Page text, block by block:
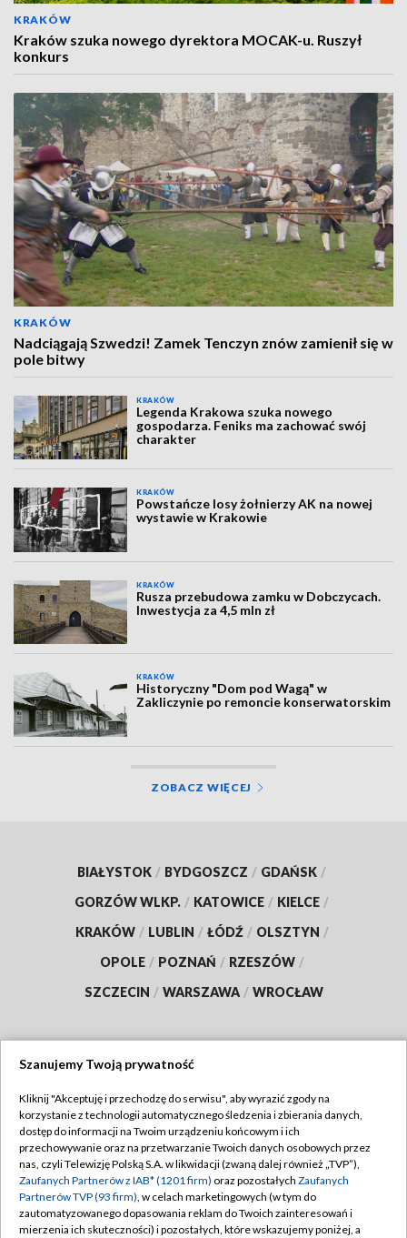
KRAKÓW
Kraków szuka nowego dyrektora MOCAK-u. Ruszył
konkurs
KRAKÓW
Nadciągają Szwedzi! Zamek Tenczyn znów zamienił się w
pole bitwy
KRAKÓW
Legenda Krakowa szuka nowego
gospodarza. Feniks ma zachować swój
charakter
KRAKÓW
Powstańcze losy żołnierzy AK na nowej
wystawie w Krakowie
KRAKÓW
Rusza przebudowa zamku w Dobczycach.
Inwestycja za 4,5 mln zł
KRAKÓW
Historyczny "Dom pod Wagą" w
Zakliczynie po remoncie konserwatorskim
ZOBACZ WIĘCEJ
BIAŁYSTOK / BYDGOSZCZ / GDAŃSK /
GORZÓW WLKP. / KATOWICE / KIELCE /
KRAKÓW / LUBLIN / ŁÓDŹ / OLSZTYN /
OPOLE / POZNAŃ / RZESZÓW /
SZCZECIN / WARSZAWA / WROCŁAW
TVP
Abonament TVP
Emisja w TVP
Centrum informacji TVP
Regulamin TVP
Polityka prywatności
Moje zgody
Szanujemy Twoją prywatność
Kliknij "Akceptuję i przechodzę do serwisu", aby wyrazić zgody na
korzystanie z technologii automatycznego śledzenia i zbierania danych,
dostęp do informacji na Twoim urządzeniu końcowym i ich
przechowywanie oraz na przetwarzanie Twoich danych osobowych przez
nas, czyli Telewizję Polską S.A. w likwidacji (zwaną dalej również „TVP”),
Zaufanych Partnerów z IAB* (1201 firm) oraz pozostałych Zaufanych
Partnerów TVP (93 firm), w celach marketingowych (w tym do
zautomatyzowanego dopasowania reklam do Twoich zainteresowań i
mierzenia ich skuteczności) i pozostałych, które wskazujemy poniżej, a